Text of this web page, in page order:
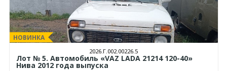
НОВИНКА
2026.Г.002.00226.5
Лот № 5. Автомобиль «VAZ LADA 21214 120-40»
Нива 2012 года выпуска